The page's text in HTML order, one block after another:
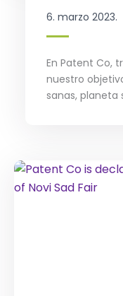
6. marzo 2023.
En Patent Co,
nuestro
sanas, planeta